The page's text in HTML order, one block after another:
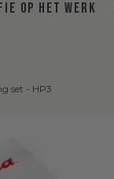
op het werk
set - HP3